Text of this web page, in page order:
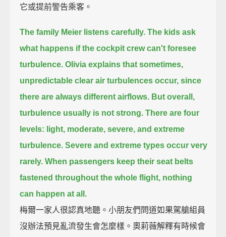
它或提前警告乘客。
The family Meier listens carefully. The kids ask
what happens if the cockpit crew can't foresee
turbulence. Olivia explains that sometimes,
unpredictable clear air turbulences occur, since
there are always different airflows. But overall,
turbulence usually is not strong. There are four
levels: light, moderate, severe, and extreme
turbulence. Severe and extreme types occur very
rarely. When passengers keep their seat belts
fastened throughout the whole flight, nothing
can happen at all.
梅爾一家人很認真地聽。小朋友們問道如果駕艙組員
沒辦法預見亂流發生會怎麼樣。奧莉薇解釋有時候會